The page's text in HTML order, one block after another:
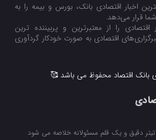
اخبار اقتصادی بانک، بورس و بیمه را به
قرار می‌‌دهد.
را از معتبرترین و پربیننده ترین
اقتصادی به صورت خودکار گردآوری
بانک اقتصاد محفوظ می باشد 🥰
دقیق و یک قلم مسئولانه خلاصه می شود